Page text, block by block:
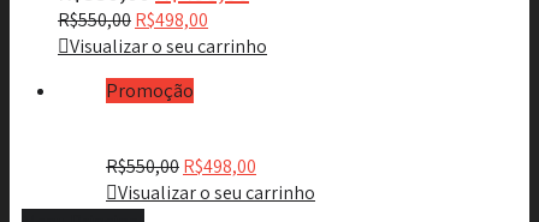
R$550,00R$498,00
Visualizar o seu carrinho
Promoção
R$550,00R$498,00
Visualizar o seu carrinho